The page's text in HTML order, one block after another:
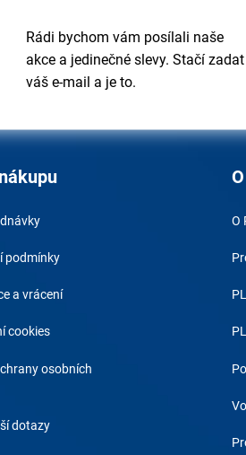
Rádi bychom vám posílali naše
akce a jedinečné slevy. Stačí zadat
váš e-mail a je to.
podmínky
a vrácení
cookies
osobních
dotazy
O